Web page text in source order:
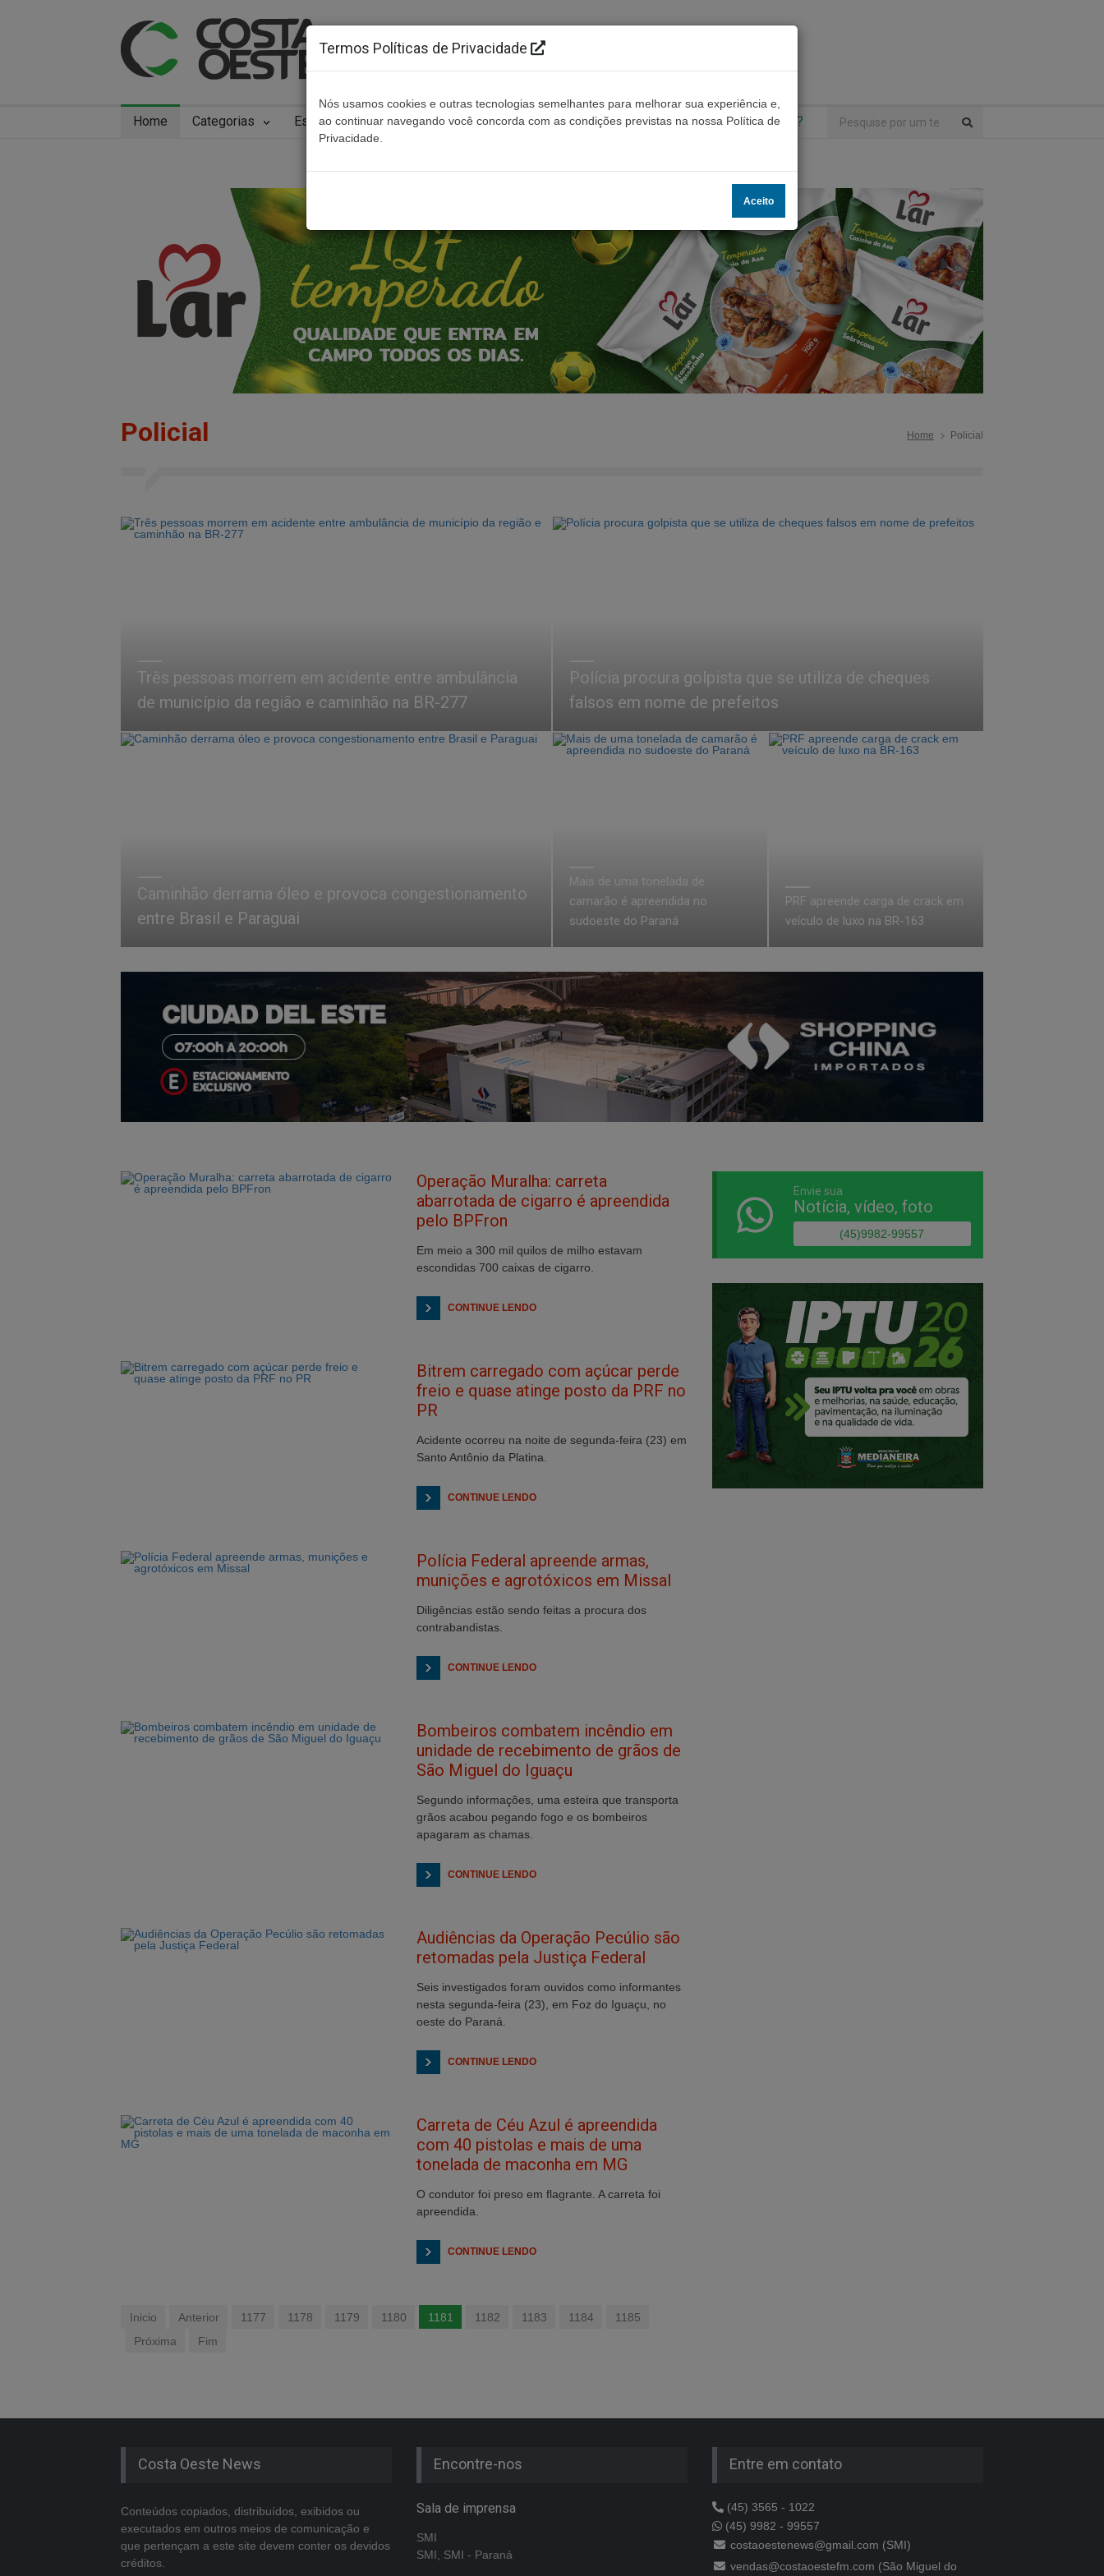
Home Categorias Especiais Cidades Ouça ao vivo Contato Não encontrou algo?
Policial Home Policial
Três pessoas morrem em acidente entre ambulância
de município da região e caminhão na BR-277
Polícia procura golpista que se utiliza de cheques
falsos em nome de prefeitos
Caminhão derrama óleo e provoca congestionamento
entre Brasil e Paraguai
Mais de uma tonelada de
camarão é apreendida no
sudoeste do Paraná
PRF apreende carga de crack em
veículo de luxo na BR-163
Operação Muralha: carreta
abarrotada de cigarro é apreendida
pelo BPFron
Em meio a 300 mil quilos de milho estavam
escondidas 700 caixas de cigarro.
CONTINUE LENDO
Bitrem carregado com açúcar perde
freio e quase atinge posto da PRF no
PR
Acidente ocorreu na noite de segunda-feira (23) em
Santo Antônio da Platina.
CONTINUE LENDO
Polícia Federal apreende armas,
munições e agrotóxicos em Missal
Diligências estão sendo feitas a procura dos
contrabandistas.
CONTINUE LENDO
Bombeiros combatem incêndio em
unidade de recebimento de grãos de
São Miguel do Iguaçu
Segundo informações, uma esteira que transporta
grãos acabou pegando fogo e os bombeiros
apagaram as chamas.
CONTINUE LENDO
Audiências da Operação Pecúlio são
retomadas pela Justiça Federal
Seis investigados foram ouvidos como informantes
nesta segunda-feira (23), em Foz do Iguaçu, no
oeste do Paraná.
CONTINUE LENDO
Carreta de Céu Azul é apreendida
com 40 pistolas e mais de uma
tonelada de maconha em MG
O condutor foi preso em flagrante. A carreta foi
apreendida.
CONTINUE LENDO
Inicio Anterior 1177 1178 1179 1180 1181 1182 1183 1184
1185
Próxima
Fim
Envie sua
Notícia, vídeo, foto
(45)9982-99557
Costa Oeste News
Conteúdos copiados, distribuídos, exibidos ou
executados em outros meios de comunicação e
que pertençam a este site devem conter os devidos
créditos.
Encontre-nos
Sala de imprensa
SMI
SMI, SMI - Paraná
Entre em contato
(45) 3565 - 1022
(45) 9982 - 99557
costaoestenews@gmail.com (SMI)
vendas@costaoestefm.com (São Miguel do
Termos Políticas de Privacidade
Nós usamos cookies e outras tecnologias semelhantes para melhorar sua experiência e,
ao continuar navegando você concorda com as condições previstas na nossa Política de
Privacidade.
Aceito